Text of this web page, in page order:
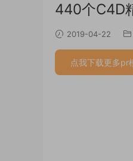
440个C4D
2019-04-22
点我下载更多pr